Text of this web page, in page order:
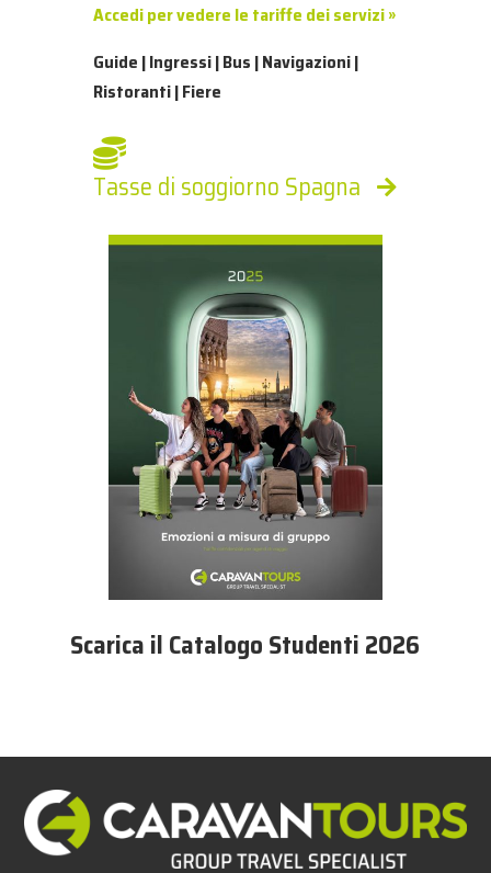
Accedi per vedere le tariffe dei servizi »
Guide | Ingressi | Bus | Navigazioni |
Ristoranti | Fiere
Tasse di soggiorno Spagna
Scarica il Catalogo Studenti 2026